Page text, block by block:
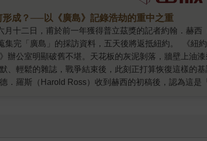
成？──以《廣島》記錄浩劫的重中之重
集完「廣島」的採訪資料，五天後將返抵紐約。 《
辦公室明顯破舊不堪。天花板的灰泥剝落，牆壁上油
、輕鬆的雜誌，戰爭結束後，此刻正打算恢復這樣的
．羅斯（Harold Ross）收到赫西的初稿後，認為這
六日，原子彈在廣島上空引爆後，雖然馬上吸引了嗜
更是被完全禁止報導原爆以免「擾亂公共安寧」。